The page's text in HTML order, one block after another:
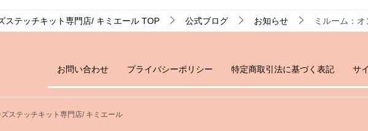
ステッチキット専門店/ キミエール TOP 公式ブログ お知らせ ミルーム：
お問い合わせ プライバシーポリシー 特定商取引法に基づく表記 サ
ステッチキット専門店/ キミエール